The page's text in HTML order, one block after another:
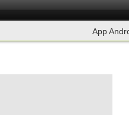
App